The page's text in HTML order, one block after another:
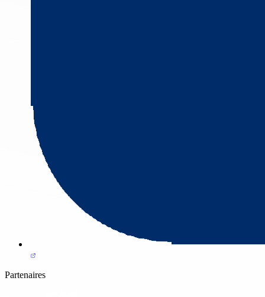
Partenaires